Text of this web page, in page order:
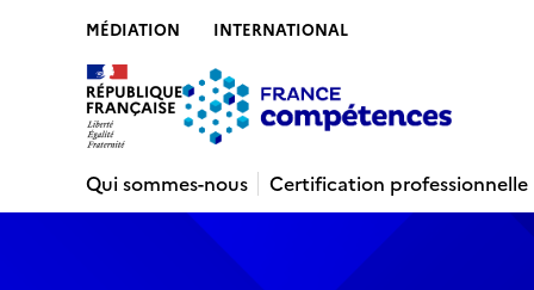
MÉDIATION INTERNATIONAL
Qui sommes-nous
Certification professionnelle